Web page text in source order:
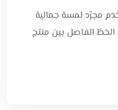
مجرّد لمسة جمالية
الفاصل بين منتج